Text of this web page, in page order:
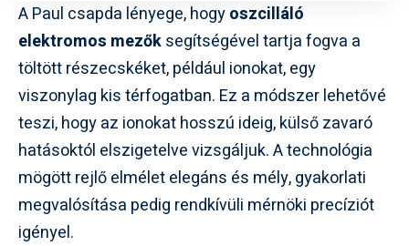
A Paul csapda lényege, hogyoszcilláló
elektromos mezőksegítségével tartja fogva a
töltött részecskéket, például ionokat, egy
viszonylag kis térfogatban. Ez a módszer lehetővé
teszi, hogy az ionokat hosszú ideig, külső zavaró
hatásoktól elszigetelve vizsgáljuk. A technológia
mögött rejlő elmélet elegáns és mély, gyakorlati
megvalósítása pedig rendkívüli mérnöki precíziót
igényel.